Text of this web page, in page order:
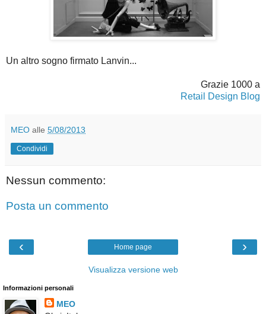
Un altro sogno firmato Lanvin...
Grazie 1000 a
Retail Design Blog
MEO alle 5/08/2013
Condividi
Nessun commento:
Posta un commento
‹ ›
Home page
Visualizza versione web
Informazioni personali
MEO